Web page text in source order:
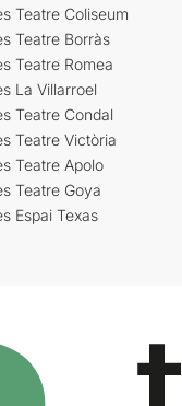
Teatre Coliseum
Teatre Borràs
Teatre Romea
La Villarroel
Teatre Condal
Teatre Victòria
Teatre Apolo
Teatre Goya
Espai Texas